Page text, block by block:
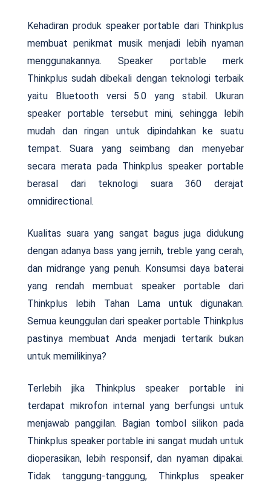
Kehadiran produk speaker portable dari Thinkplus
membuat penikmat musik menjadi lebih nyaman
menggunakannya. Speaker portable merk
Thinkplus sudah dibekali dengan teknologi terbaik
yaitu Bluetooth versi 5.0 yang stabil. Ukuran
speaker portable tersebut mini, sehingga lebih
mudah dan ringan untuk dipindahkan ke suatu
tempat. Suara yang seimbang dan menyebar
secara merata pada Thinkplus speaker portable
berasal dari teknologi suara 360 derajat
omnidirectional.
Kualitas suara yang sangat bagus juga didukung
dengan adanya bass yang jernih, treble yang cerah,
dan midrange yang penuh. Konsumsi daya baterai
yang rendah membuat speaker portable dari
Thinkplus lebih Tahan Lama untuk digunakan.
Semua keunggulan dari speaker portable Thinkplus
pastinya membuat Anda menjadi tertarik bukan
untuk memilikinya?
Terlebih jika Thinkplus speaker portable ini
terdapat mikrofon internal yang berfungsi untuk
menjawab panggilan. Bagian tombol silikon pada
Thinkplus speaker portable ini sangat mudah untuk
dioperasikan, lebih responsif, dan nyaman dipakai.
Tidak tanggung-tanggung, Thinkplus speaker